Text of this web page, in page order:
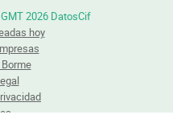
2026 DatosCif
hoy